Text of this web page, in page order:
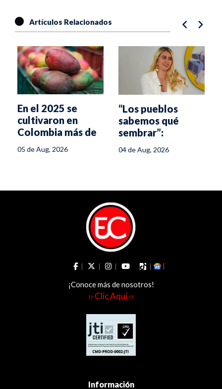
Artículos Relacionados
En el 2025 se
cultivaron en
Colombia más de
hectáreas
05 de Aug, 2026
“Los pueblos
sabemos qué
sembrar”:
Herveo sobre la
04 de Aug, 2026
¡Conoce más de nosotros!
›› Clic Aquí ‹‹
Información